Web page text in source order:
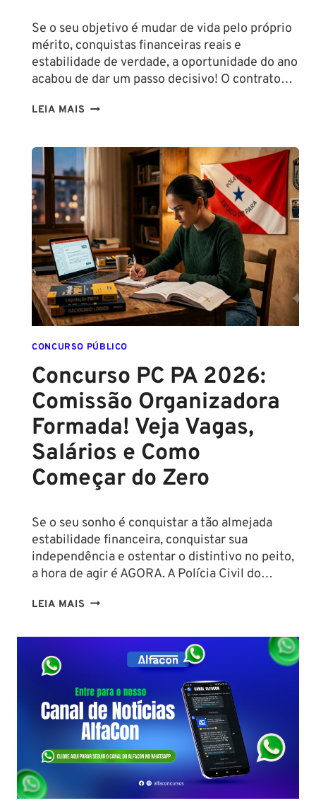
Se o seu objetivo é mudar de vida pelo próprio
mérito, conquistas financeiras reais e
estabilidade de verdade, a oportunidade do ano
acabou de dar um passo decisivo! O contrato…
LEIA MAIS CONCURSO
CONTRATO
COM
A
FCC
É
ASSINADO
E
EDITAL
É
IMINENTE!
SALÁRIOS
CHEGAM
R$
43
CONCURSO PÚBLICO
Concurso PC PA 2026:
Comissão Organizadora
Formada! Veja Vagas,
Salários e Como
Começar do Zero
Se o seu sonho é conquistar a tão almejada
estabilidade financeira, conquistar sua
independência e ostentar o distintivo no peito,
a hora de agir é AGORA. A Polícia Civil do…
LEIA MAIS CONCURSO
PA
COMISSÃO
ORGANIZADORA
FORMADA!
VEJA
VAGAS,
SALÁRIOS